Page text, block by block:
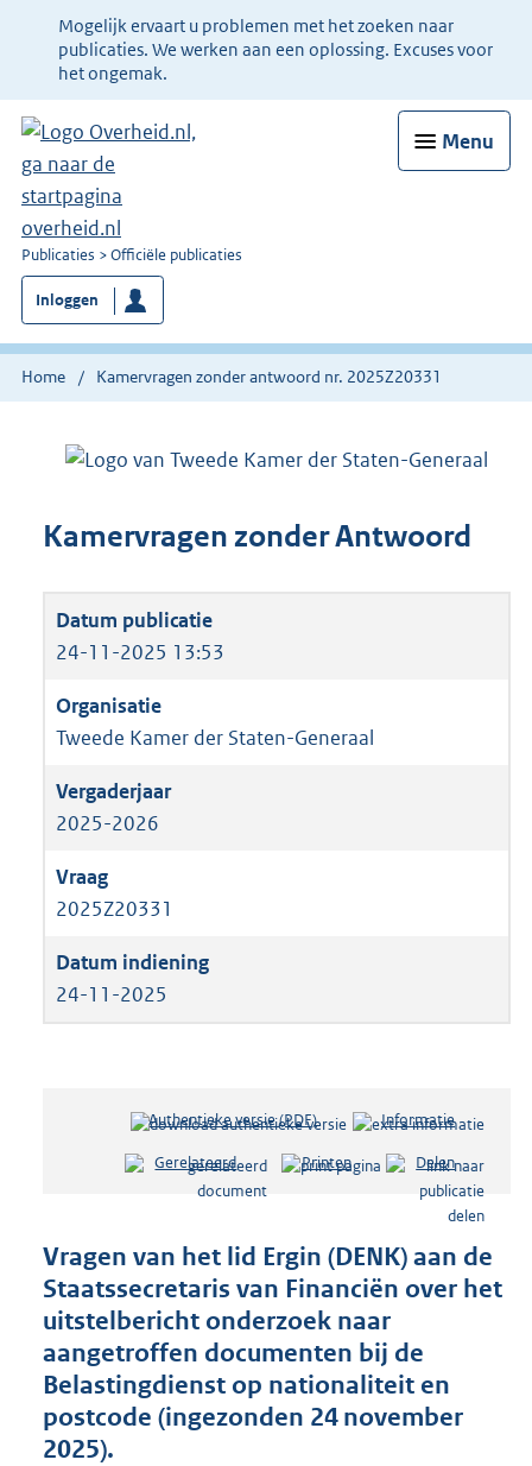
Ter
informatie:
Mogelijk ervaart u problemen met het zoeken naar
publicaties. We werken aan een oplossing. Excuses voor
het ongemak.
Menu
U
bent
nu
hier:
Publicaties Officiële publicaties
Inloggen
Home Kamervragen zonder antwoord nr. 2025Z20331
Kamervragen zonder Antwoord
24-11-2025 13:53
Tweede Kamer der Staten-Generaal
2025-2026
2025Z20331
24-11-2025
Authentieke versie (PDF)b
s
d
s
g
r
o
t
Informatie
Gerelateerd Printen Delen
Vragen van het lid Ergin (DENK) aan de
Staatssecretaris van Financiën over het
uitstelbericht onderzoek naar
aangetroffen documenten bij de
Belastingdienst op nationaliteit en
postcode (ingezonden 24 november
2025).